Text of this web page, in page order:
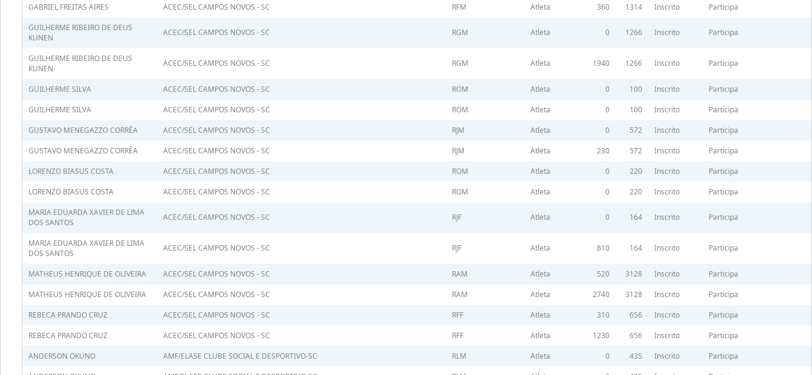
GABRIEL FREITAS AIRES
ACEC/SEL CAMPOS NOVOS - SC RFM Atleta 360 1314 Inscrito
Participa
GUILHERME RIBEIRO DE DEUS
KUNEN
ACEC/SEL CAMPOS NOVOS - SC RGM Atleta 0 1266 Inscrito Participa
GUILHERME RIBEIRO DE DEUS
KUNEN
ACEC/SEL CAMPOS NOVOS - SC RGM Atleta 1940 1266 Inscrito Participa
GUILHERME SILVA ACEC/SEL CAMPOS NOVOS - SC ROM Atleta 0 100 Inscrito
Participa
GUILHERME SILVA
ACEC/SEL CAMPOS NOVOS - SC ROM Atleta 0 100 Inscrito
Participa
GUSTAVO MENEGAZZO CORRÊA
ACEC/SEL CAMPOS NOVOS - SC RJM Atleta 0 572 Inscrito
Participa
GUSTAVO MENEGAZZO CORRÊA
ACEC/SEL CAMPOS NOVOS - SC RJM Atleta 230 572 Inscrito
Participa
LORENZO BIASUS COSTA
ACEC/SEL CAMPOS NOVOS - SC ROM Atleta 0 220 Inscrito
Participa
LORENZO BIASUS COSTA
ACEC/SEL CAMPOS NOVOS - SC ROM Atleta 0 220 Inscrito
Participa
MARIA EDUARDA XAVIER DE LIMA
DOS SANTOS
ACEC/SEL CAMPOS NOVOS - SC RJF Atleta 0 164 Inscrito Participa
MARIA EDUARDA XAVIER DE LIMA
DOS SANTOS
ACEC/SEL CAMPOS NOVOS - SC RJF Atleta 810 164 Inscrito Participa
MATHEUS HENRIQUE DE OLIVEIRA ACEC/SEL CAMPOS NOVOS - SC RAM Atleta 520 3128 Inscrito
Participa
MATHEUS HENRIQUE DE OLIVEIRA
ACEC/SEL CAMPOS NOVOS - SC RAM Atleta 2740 3128 Inscrito
Participa
REBECA PRANDO CRUZ
ACEC/SEL CAMPOS NOVOS - SC RFF Atleta 310 656 Inscrito
Participa
REBECA PRANDO CRUZ
ACEC/SEL CAMPOS NOVOS - SC RFF Atleta 1230 656 Inscrito
Participa
ANDERSON OKUNO
AMF/ELASE CLUBE SOCIAL E DESPORTIVO-SC RLM Atleta 0 435 Inscrito
Participa